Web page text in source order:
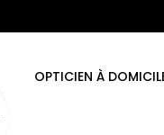
OPTICIEN À